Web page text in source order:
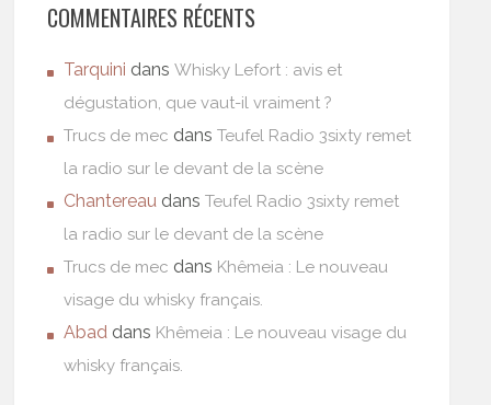
COMMENTAIRES RÉCENTS
Tarquini dansWhisky Lefort : avis et
dégustation, que vaut-il vraiment ?
Trucs de mec dansTeufel Radio 3sixty remet
la radio sur le devant de la scène
Chantereau dansTeufel Radio 3sixty remet
la radio sur le devant de la scène
Trucs de mec dans Khêmeia : Le nouveau
visage du whisky français.
Abad dans Khêmeia : Le nouveau visage du
whisky français.